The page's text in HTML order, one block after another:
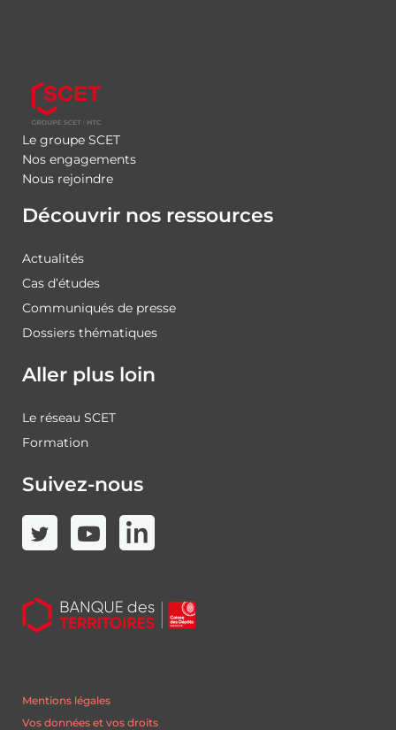
Le groupe SCET
Nos engagements
Nous rejoindre
Découvrir nos ressources
Actualités
Cas d’études
Communiqués de presse
Dossiers thématiques
Aller plus loin
Le réseau SCET
Formation
Suivez-nous
Mentions légales
Vos données et vos droits